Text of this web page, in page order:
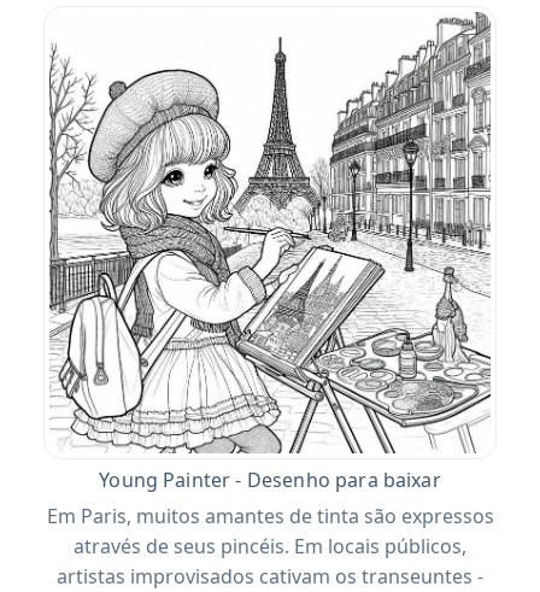
Young Painter - Desenho para baixar
Em Paris, muitos amantes de tinta são expressos
através de seus pincéis. Em locais públicos,
artistas improvisados ​​cativam os transeuntes -